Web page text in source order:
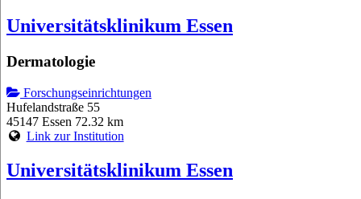
Universitätsklinikum Essen
Dermatologie
Forschungseinrichtungen
Hufelandstraße 55
45147 Essen 72.32 km
Link zur Institution
Universitätsklinikum Essen